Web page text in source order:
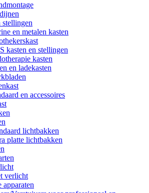
stellingen
en metalen kasten
kasten en stellingen
kasten
en ladekasten
en accessoires
lichtbakken
platte lichtbakken
verlicht
apparaten